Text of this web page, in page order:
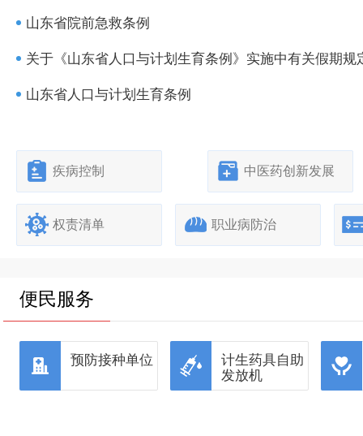
山东省院前急救条例
关于《山东省人口与计划生育条例》实施中有关假期规
山东省人口与计划生育条例
疾病控制 中医药创新发展
权责清单 职业病防治
便民服务
预防接种单位
计生药具自助
发放机